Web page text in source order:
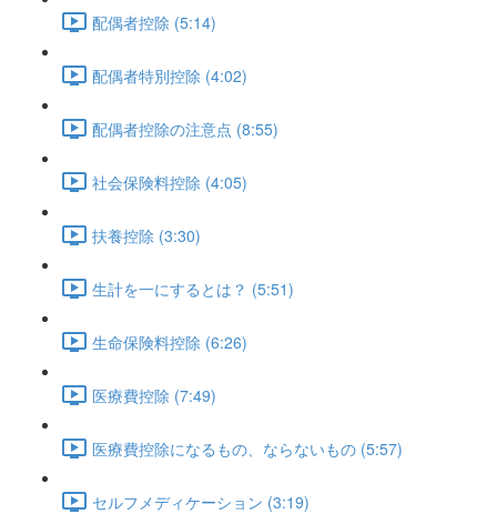
配偶者控除 (5:14)
配偶者特別控除 (4:02)
配偶者控除の注意点 (8:55)
社会保険料控除 (4:05)
扶養控除 (3:30)
生計を一にするとは？ (5:51)
生命保険料控除 (6:26)
医療費控除 (7:49)
医療費控除になるもの、ならないもの (5:57)
セルフメディケーション (3:19)